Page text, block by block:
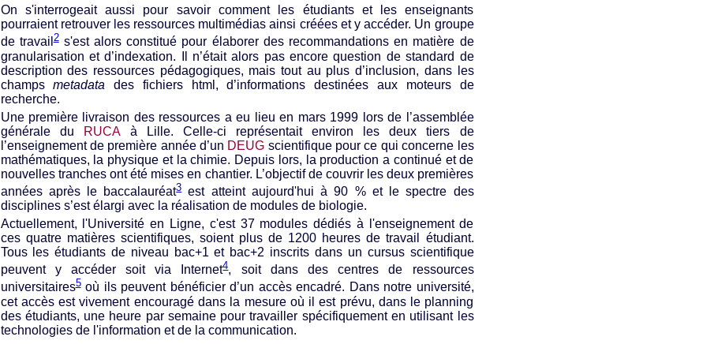
On s'interrogeait aussi pour savoir comment les étudiants et les enseignants
pourraient retrouver les ressources multimédias ainsi créées et y accéder. Un groupe
de travail2s'est alors constitué pour élaborer des recommandations en matière de
granularisation et d’indexation. Il n’était alors pas encore question de standard de
description des ressources pédagogiques, mais tout au plus d’inclusion, dans les
champsmetadata des fichiers html, d’informations destinées aux moteurs de
recherche.
Une première livraison des ressources a eu lieu en mars 1999 lors de l’assemblée
générale du
RUCAà Lille. Celle-ci représentait environ les deux tiers de
l’enseignement de première année d’un DEUG scientifique pour ce qui concerne les
mathématiques, la physique et la chimie. Depuis lors, la production a continué et de
nouvelles tranches ont été mises en chantier. L’objectif de couvrir les deux premières
années après le baccalauréat3est atteint aujourd'hui à 90 % et le spectre des
disciplines s’est élargi avec la réalisation de modules de biologie.
Actuellement, l'Université en Ligne, c'est 37 modules dédiés à l'enseignement de
ces quatre matières scientifiques, soient plus de 1200 heures de travail étudiant.
Tous les étudiants de niveau bac+1 et bac+2 inscrits dans un cursus scientifique
peuvent y accéder soit via Internet4, soit dans des centres de ressources
universitaires5 où ils peuvent bénéficier d’un accès encadré. Dans notre université,
cet accès est vivement encouragé dans la mesure où il est prévu, dans le planning
des étudiants, une heure par semaine pour travailler spécifiquement en utilisant les
technologies de l'information et de la communication.